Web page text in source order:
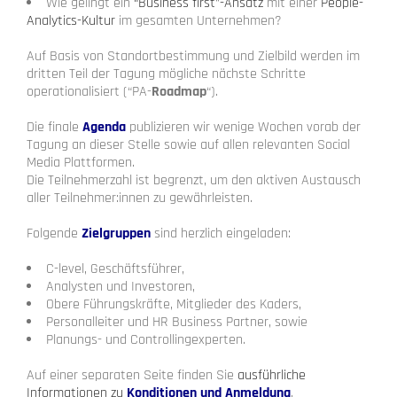
Analytics-Kultur im gesamten Unternehmen?
Auf Basis von Standortbestimmung und Zielbild werden im
dritten Teil der Tagung mögliche nächste Schritte
operationalisiert (“PA-Roadmap“).
Die finale Agenda publizieren wir wenige Wochen vorab der
Tagung an dieser Stelle sowie auf allen relevanten Social
Media Plattformen.
Die Teilnehmerzahl ist begrenzt, um den aktiven Austausch
aller Teilnehmer:innen zu gewährleisten.
Folgende Zielgruppen sind herzlich eingeladen:
C-level, Geschäftsführer,
Analysten und Investoren,
Obere Führungskräfte, Mitglieder des Kaders,
Personalleiter und HR Business Partner, sowie
Planungs- und Controllingexperten.
Auf einer separaten Seite finden Sie ausführliche
Informationen zu Konditionen und Anmeldung.